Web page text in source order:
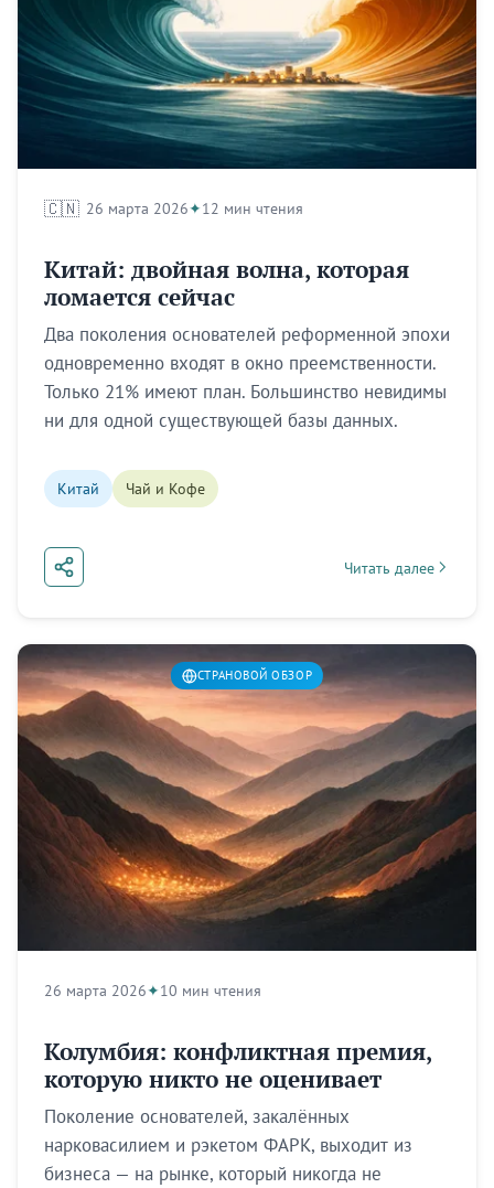
🇨🇳 26 марта 2026 12 мин чтения
Китай: двойная волна, которая
ломается сейчас
Два поколения основателей реформенной эпохи
одновременно входят в окно преемственности.
Только 21% имеют план. Большинство невидимы
ни для одной существующей базы данных.
Китай Чай и Кофе
Читать далее
about Китай:
СТРАНОВОЙ ОБЗОР
26 марта 2026 10 мин чтения
Колумбия: конфликтная премия,
которую никто не оценивает
Поколение основателей, закалённых
нарковасилием и рэкетом ФАРК, выходит из
бизнеса — на рынке, который никогда не